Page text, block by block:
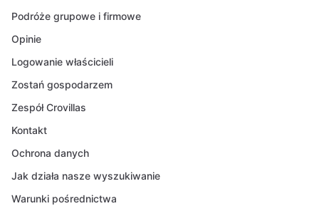
Podróże grupowe i firmowe
Opinie
Logowanie właścicieli
Zostań gospodarzem
Zespół Crovillas
Kontakt
Ochrona danych
Jak działa nasze wyszukiwanie
Warunki pośrednictwa